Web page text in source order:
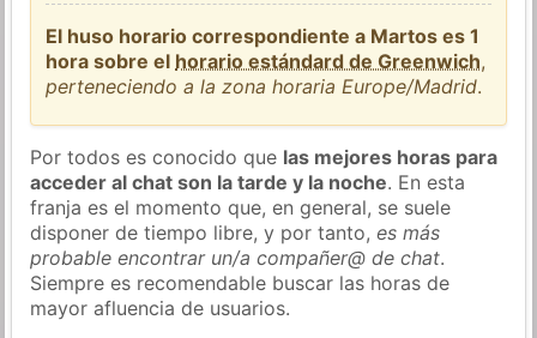
El huso horario correspondiente a Martos es 1
hora sobre el horario estándard de Greenwich,
perteneciendo a la zona horaria Europe/Madrid.
Por todos es conocido que las mejores horas para
acceder al chat son la tarde y la noche. En esta
franja es el momento que, en general, se suele
disponer de tiempo libre, y por tanto,es más
probable encontrar un/a compañer@ de chat.
Siempre es recomendable buscar las horas de
mayor afluencia de usuarios.